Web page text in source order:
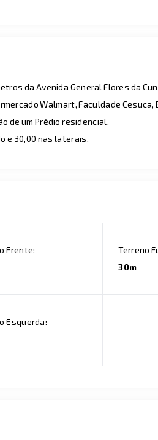
da Avenida General Flores da
Walmart, Faculdade Cesuca,
de um Prédio residencial.
e 30,00 nas laterais.
Frente:
Terreno
30m
Esquerda: